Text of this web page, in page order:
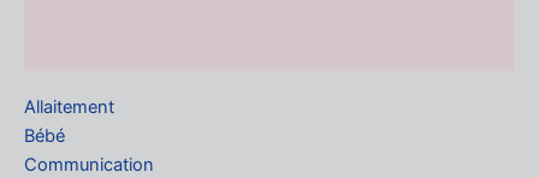
Allaitement
Bébé
Communication